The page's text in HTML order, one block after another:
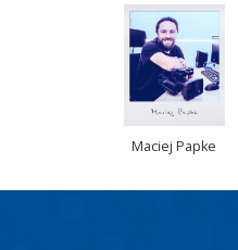
Maciej Papke